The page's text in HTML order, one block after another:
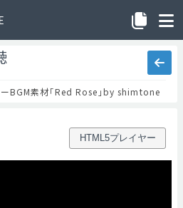
ーBGM素材「Red Rose」by shimtone
HTML5プレイヤー